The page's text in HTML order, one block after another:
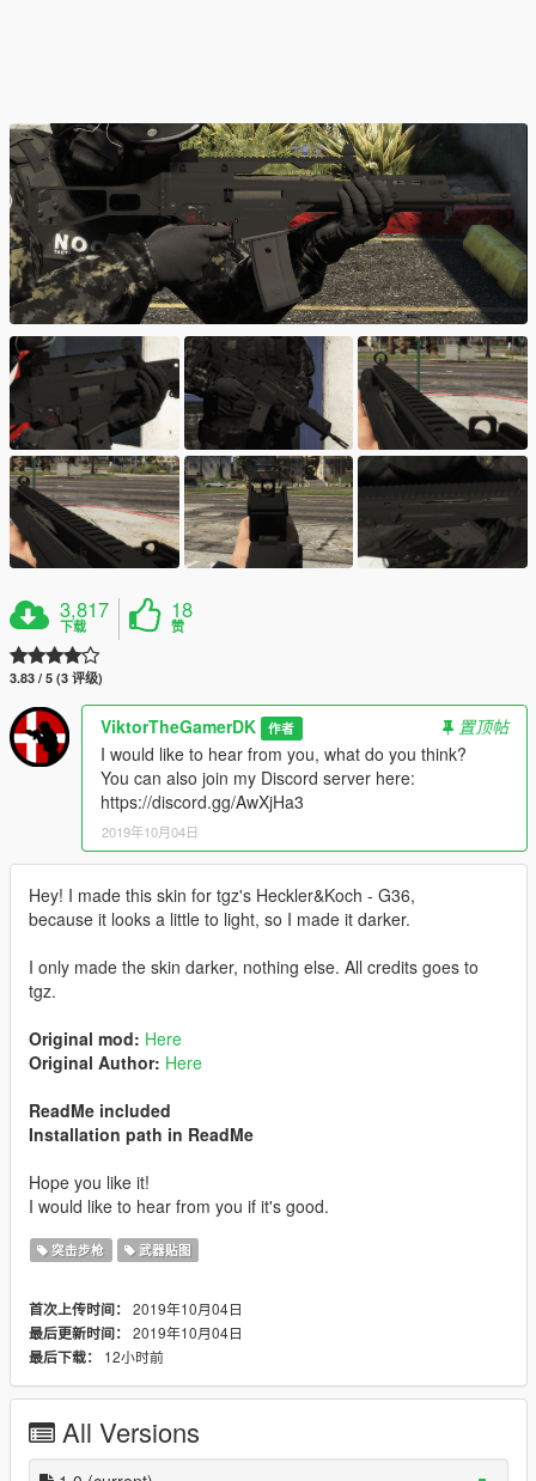
3,817
下载
18
赞
3.83 / 5 (3 评级)
ViktorTheGamerDK 作者
置顶帖
I would like to hear from you, what do you think?
You can also join my Discord server here:
https://discord.gg/AwXjHa3
2019年10月04日
Hey! I made this skin for tgz's Heckler&Koch - G36,
because it looks a little to light, so I made it darker.
I only made the skin darker, nothing else. All credits goes to
tgz.
Original mod: Here
Original Author: Here
ReadMe included
Installation path in ReadMe
Hope you like it!
I would like to hear from you if it's good.
突击步枪 武器贴图
首次上传时间： 2019年10月04日
最后更新时间： 2019年10月04日
最后下载：
12小时前
All Versions